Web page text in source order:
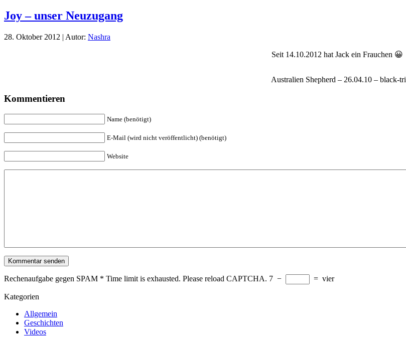
Joy – unser Neuzugang
28. Oktober 2012 | Autor: Nashra
Seit 14.10.2012 hat Jack ein Frauchen 😀
Australien Shepherd – 26.04.10 – black-tri
Kommentieren
Name (benötigt)
E-Mail (wird nicht veröffentlicht) (benötigt)
Website
Kommentar senden
Rechenaufgabe gegen SPAM * Time limit is exhausted. Please reload CAPTCHA. 7 − = vier
Kategorien
Allgemein
Geschichten
Videos